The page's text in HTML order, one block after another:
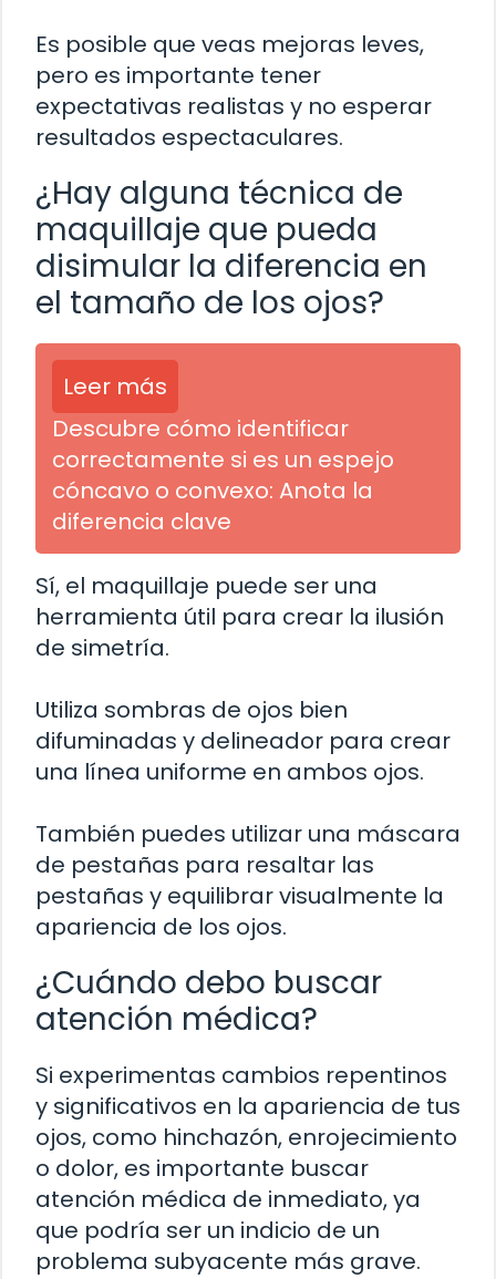
Es posible que veas mejoras leves,
pero es importante tener
expectativas realistas y no esperar
resultados espectaculares.
¿Hay alguna técnica de
maquillaje que pueda
disimular la diferencia en
el tamaño de los ojos?
Leer más
Descubre cómo identificar
correctamente si es un espejo
cóncavo o convexo: Anota la
diferencia clave
Sí, el maquillaje puede ser una
herramienta útil para crear la ilusión
de simetría.
Utiliza sombras de ojos bien
difuminadas y delineador para crear
una línea uniforme en ambos ojos.
También puedes utilizar una máscara
de pestañas para resaltar las
pestañas y equilibrar visualmente la
apariencia de los ojos.
¿Cuándo debo buscar
atención médica?
Si experimentas cambios repentinos
y significativos en la apariencia de tus
ojos, como hinchazón, enrojecimiento
o dolor, es importante buscar
atención médica de inmediato, ya
que podría ser un indicio de un
problema subyacente más grave.